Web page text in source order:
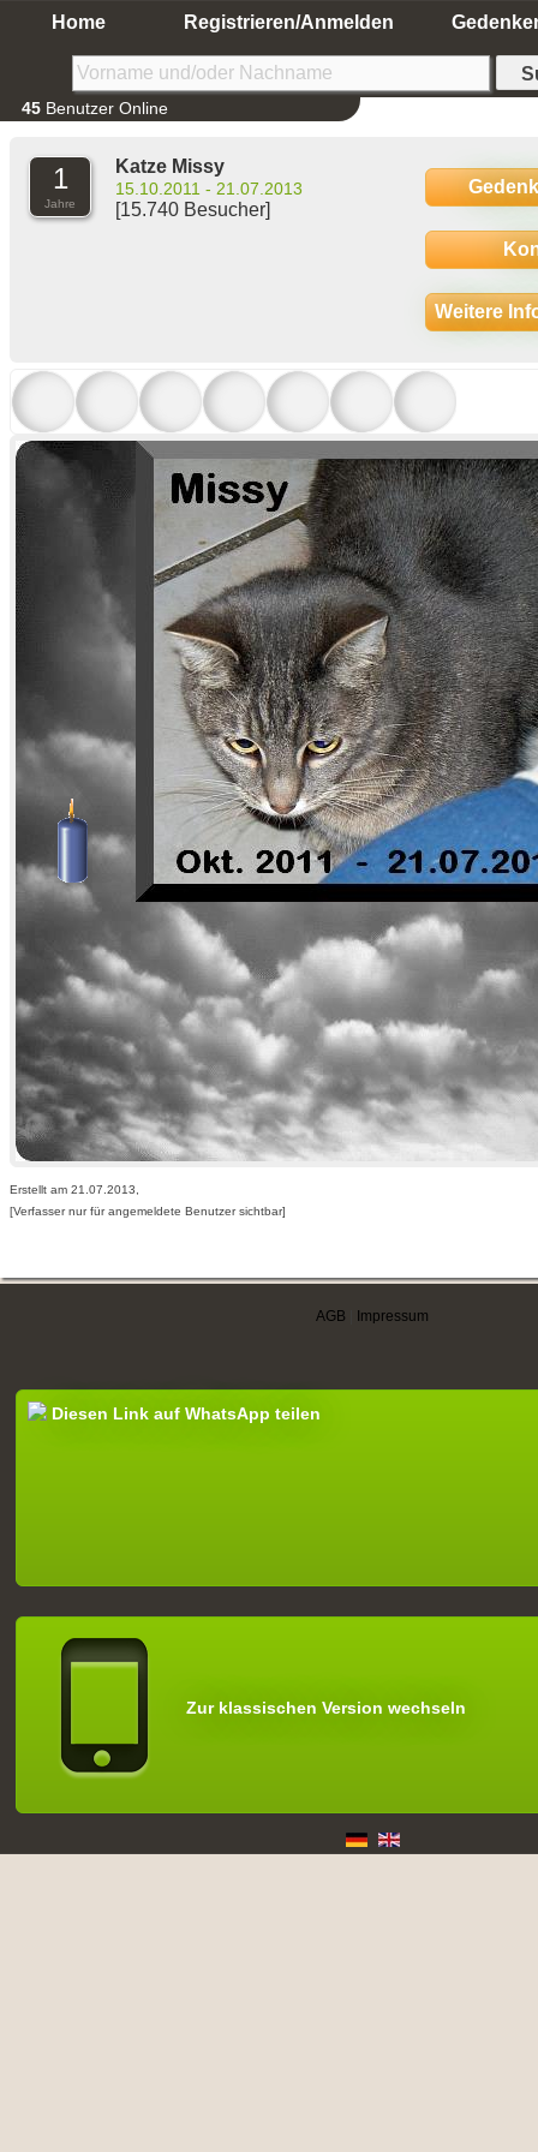
Home Registrieren/Anmelden
45 Benutzer Online
1
Jahre
Katze Missy
15.10.2011 - 21.07.2013
[15.740 Besucher]
Weitere
Erstellt am 21.07.2013,
[Verfasser nur für angemeldete Benutzer sichtbar]
AGB Impressum
Diesen Link auf WhatsApp teilen
Zur klassischen Version wechseln